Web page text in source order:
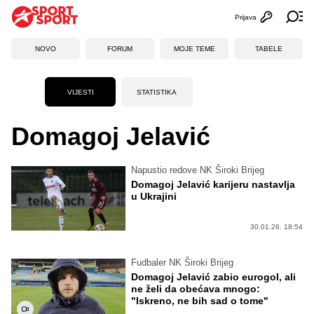
Otvori
Prijava
NOVO FORUM MOJE TEME TABELE
VIJESTI STATISTIKA
Domagoj Jelavić
Napustio redove NK Široki Brijeg
Domagoj Jelavić karijeru nastavlja
u Ukrajini
30.01.26. 18:54
Fudbaler NK Široki Brijeg
Domagoj Jelavić zabio eurogol, ali
ne želi da obećava mnogo:
"Iskreno, ne bih sad o tome"